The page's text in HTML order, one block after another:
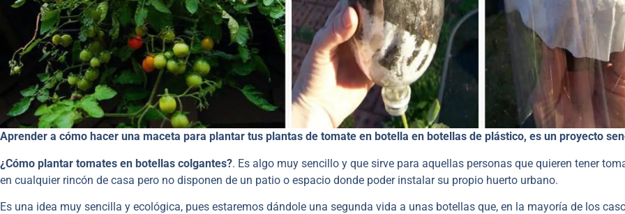
Aprender a cómo hacer una maceta para plantar tus plantas de tomate en botella en botellas de plástico, es un proyecto
¿Cómo plantar tomates en botellas colgantes?. Es algo muy sencillo y que sirve para aquellas personas que quieren tener
en cualquier rincón de casa pero no disponen de un patio o espacio donde poder instalar su propio huerto urbano.
Es una idea muy sencilla y ecológica, pues estaremos dándole una segunda vida a unas botellas que, en la mayoría de los